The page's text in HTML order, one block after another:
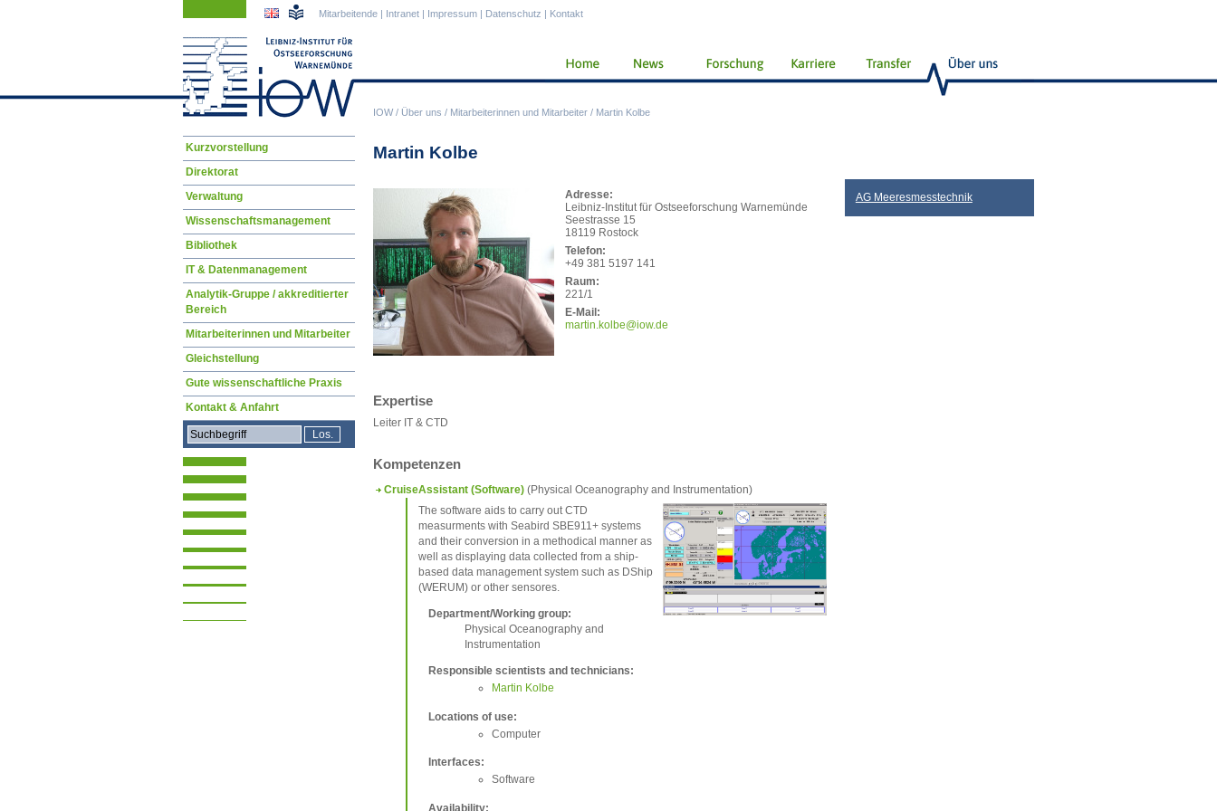
IOW/ Über uns / Mitarbeiterinnen und Mitarbeiter / Martin Kolbe
Mitarbeitende | Intranet | Impressum | Datenschutz | Kontakt
Martin Kolbe
Adresse:
Leibniz-Institut für Ostseeforschung Warnemünde
Seestrasse 15
18119 Rostock
Telefon:
+49 381 5197 141
Raum:
221/1
E-Mail:
martin.kolbe@iow.de
Expertise
Leiter IT & CTD
Kompetenzen
CruiseAssistant (Software) (Physical Oceanography and Instrumentation)
The software aids to carry out CTD
measurments with Seabird SBE911+ systems
and their conversion in a methodical manner as
well as displaying data collected from a ship-
based data management system such as DShip
(WERUM) or other sensores.
Department/Working group:
Physical Oceanography and
Instrumentation
Responsible scientists and technicians:
Martin Kolbe
Locations of use:
Computer
Interfaces:
Software
Availability:
AG Meeresmesstechnik
Navigation
Kurzvorstellung
Direktorat
Verwaltung
Wissenschaftsmanagement
Bibliothek
IT & Datenmanagement
Analytik-Gruppe / akkreditierter
Bereich
Mitarbeiterinnen und Mitarbeiter
Gleichstellung
Gute wissenschaftliche Praxis
Kontakt & Anfahrt